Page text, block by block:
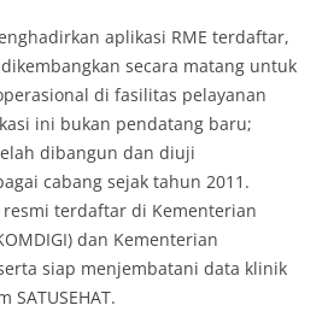
aplikasi RME terdaftar,
secara matang untuk
di fasilitas pelayanan
ini bukan pendatang baru;
dibangun dan diuji
cabang sejak tahun 2011.
terdaftar di Kementerian
dan Kementerian
siap menjembatani data klinik